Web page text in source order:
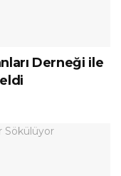
Derneği ile